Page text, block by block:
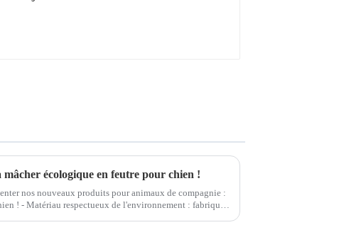
écologique en feutre pour chien !
nos nouveaux produits pour animaux de compagnie :
! - Matériau respectueux de l'environnement : fabriqué